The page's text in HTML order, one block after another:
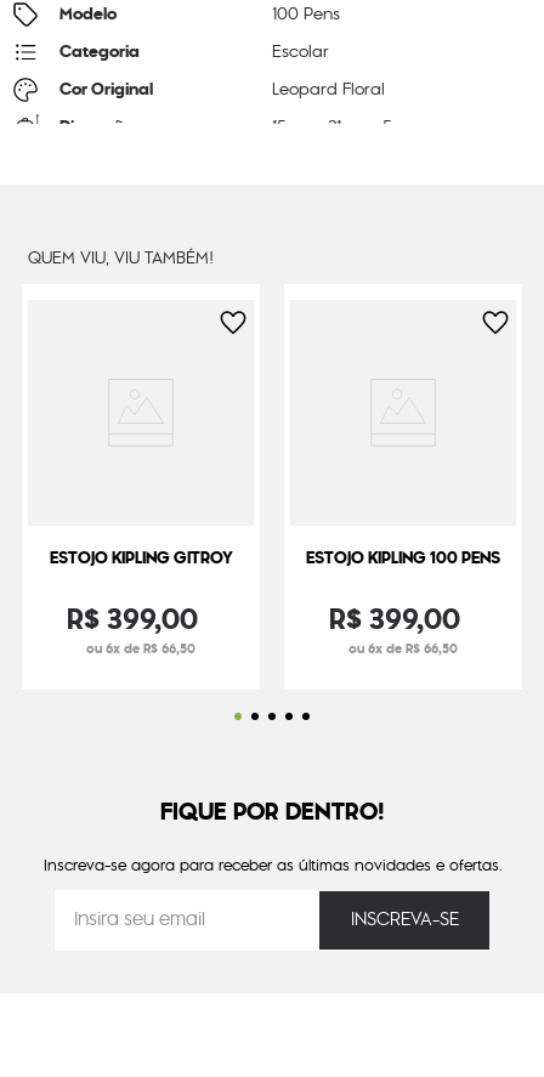
Modelo 100 Pens
Categoria Escolar
Cor Original Leopard Floral
Dimensões 15 21 5
QUEM VIU, VIU TAMBÉM!
ESTOJO KIPLING GITROY
R$399,00
ou 6x de R$ 66,50
ESTOJO KIPLING 100 PENS
R$399,00
ou 6x de R$ 66,50
FIQUE POR DENTRO!
Inscreva-se agora para receber as últimas novidades e ofertas.